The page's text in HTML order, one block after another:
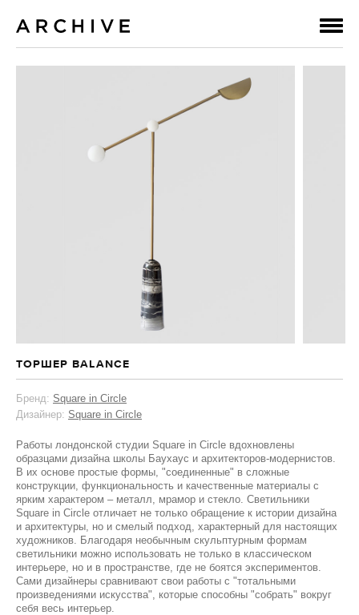
ТОРШЕР BALANCE
Бренд: Square in Circle
Дизайнер: Square in Circle
Работы лондонской студии Square in Circle вдохновлены
образцами дизайна школы Баухаус и архитекторов-модернистов.
В их основе простые формы, "соединенные" в сложные
конструкции, функциональность и качественные материалы с
ярким характером – металл, мрамор и стекло. Светильники
Square in Circle отличает не только обращение к истории дизайна
и архитектуры, но и смелый подход, характерный для настоящих
художников. Благодаря необычным скульптурным формам
светильники можно использовать не только в классическом
интерьере, но и в пространстве, где не боятся экспериментов.
Сами дизайнеры сравнивают свои работы с "тотальными
произведениями искусства", которые способны "собрать" вокруг
себя весь интерьер.